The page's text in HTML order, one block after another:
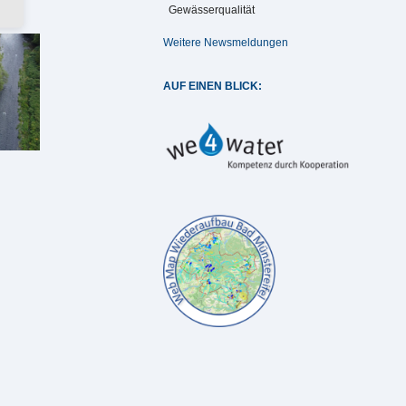
Gewässerqualität
Weitere Newsmeldungen
AUF EINEN BLICK: